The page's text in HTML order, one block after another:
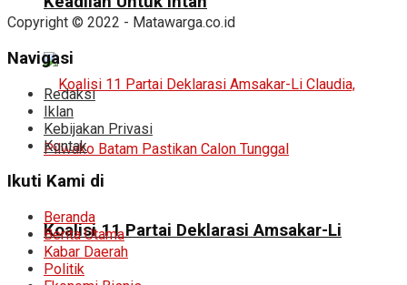
Koalisi 11 Partai Deklarasi Amsakar-Li
Copyright © 2022 - Matawarga.co.id
Navigasi
Redaksi
Iklan
Kebijakan Privasi
Kontak
Ikuti Kami di
Beranda
Berita Utama
Kabar Daerah
Politik